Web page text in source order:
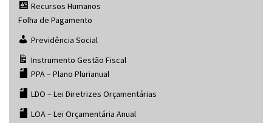
Recursos Humanos
Folha de Pagamento
Previdência Social
Instrumento Gestão Fiscal
PPA – Plano Plurianual
LDO – Lei Diretrizes Orçamentárias
LOA – Lei Orçamentária Anual